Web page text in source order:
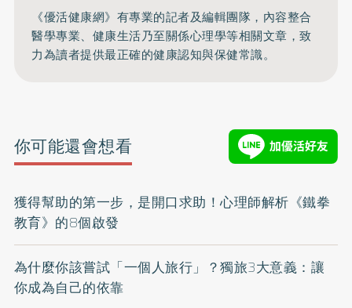
《優活健康網》有專業的記者及編輯團隊，內容整合
醫學專業、健康生活乃至關係心理學等相關文章，致
力為讀者提供最正確的健康認知與保健常識。
你可能還會想看
獲得幫助的第一步，是開口求助！心理師解析《鐵拳
教育》的8個啟發
為什麼你該嘗試「一個人旅行」？獨旅3大意義：讓
你成為自己的依靠